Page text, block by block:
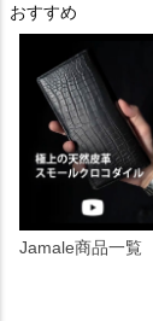
おすすめ
Jamale商品一覧